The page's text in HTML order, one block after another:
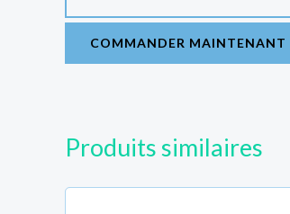
COMMANDER MAINTENANT
Produits similaires